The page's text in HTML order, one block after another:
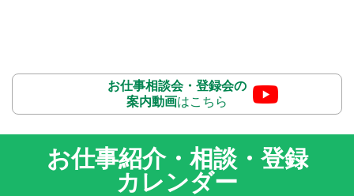
お仕事相談会・登録会の
案内動画はこちら
お仕事紹介・相談・登録
カレンダー